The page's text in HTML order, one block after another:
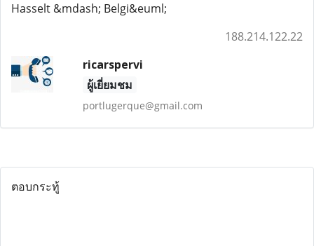
Hasselt &mdash; Belgi&euml;
188.214.122.22
ricarspervi
ผู้เยี่ยมชม
portlugerque@gmail.com
ตอบกระทู้